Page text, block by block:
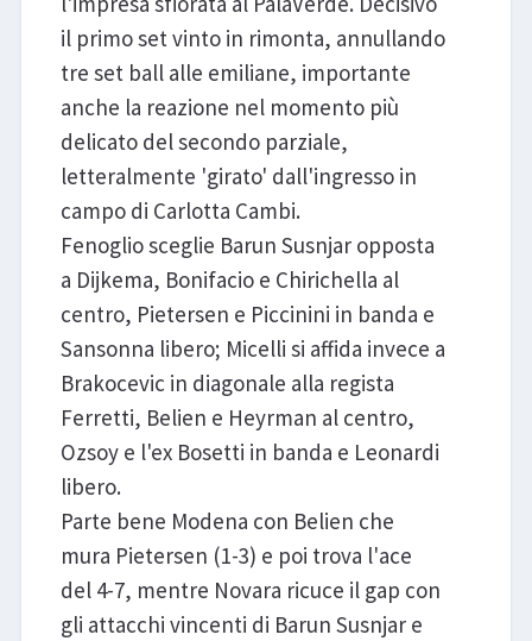
il primo set vinto in rimonta, annullando
tre set ball alle emiliane, importante
anche la reazione nel momento più
delicato del secondo parziale,
letteralmente 'girato' dall'ingresso in
campo di Carlotta Cambi.
Fenoglio sceglie Barun Susnjar opposta
a Dijkema, Bonifacio e Chirichella al
centro, Pietersen e Piccinini in banda e
Sansonna libero; Micelli si affida invece a
Brakocevic in diagonale alla regista
Ferretti, Belien e Heyrman al centro,
Ozsoy e l'ex Bosetti in banda e Leonardi
libero.
Parte bene Modena con Belien che
mura Pietersen (1-3) e poi trova l'ace
del 4-7, mentre Novara ricuce il gap con
gli attacchi vincenti di Barun Susnjar e